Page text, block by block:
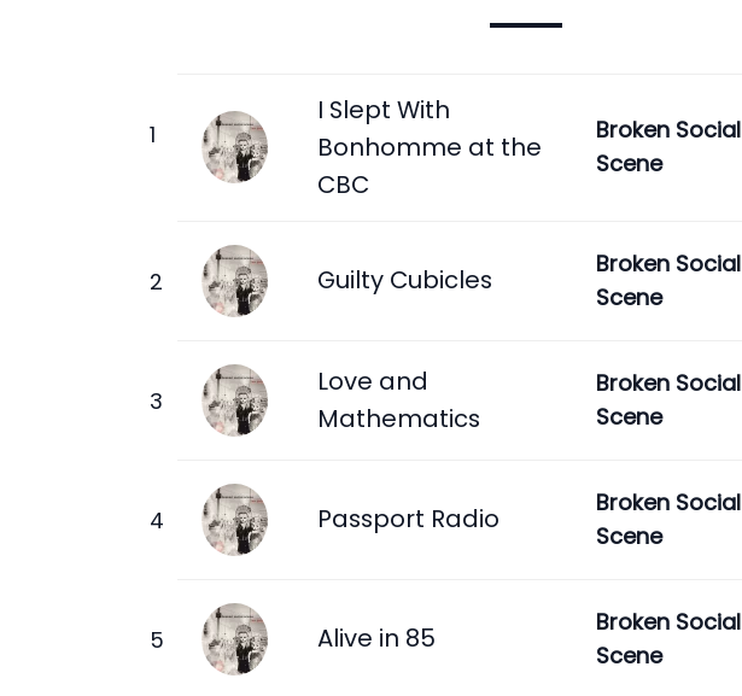
I Slept With
Bonhomme at the
CBC
Broken Social
Scene
Guilty Cubicles
Broken Social
Scene
Love and
Mathematics
Broken Social
Scene
Passport Radio
Broken Social
Scene
Alive in 85
Broken Social
Scene